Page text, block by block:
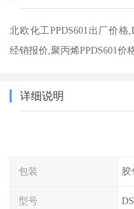
北欧化工PPDS601出厂价格
经销报价,聚丙烯PPDS601价
详细说明
包装 胶
型号